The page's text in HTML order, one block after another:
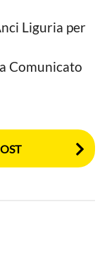
Liguria per
Comunicato